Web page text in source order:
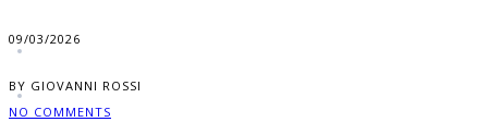
09/03/2026
BY GIOVANNI ROSSI
NO COMMENTS